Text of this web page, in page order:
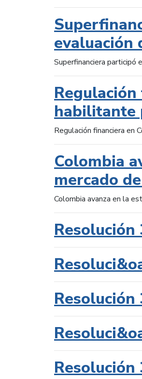
evaluación
Superfinanciera participó
habilitante
Regulación financiera en
Colombia
mercado
Colombia avanza en la
Resolución
Resolución
Resolución